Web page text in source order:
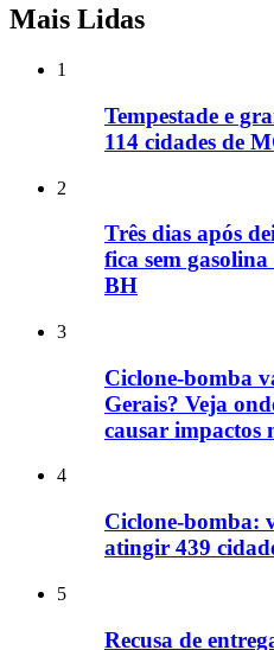
Mais Lidas
1
Tempestade e
114 cidades de
2
Três dias após
fica sem
BH
3
Ciclone-bomba
Gerais? Veja
causar impactos
4
Ciclone-bomba:
atingir 439
5
Recusa de